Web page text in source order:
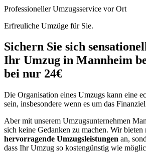
Professioneller Umzugsservice vor Ort
Erfreuliche Umzüge für Sie.
Sichern Sie sich
Ihr Umzug in Mannheim
bei nur 24€
Die Organisation eines Umzugs kann eine
sein, insbesondere wenn es um das
Aber mit unserem Umzugsunternehmen
sich keine Gedanken zu machen. Wir bieten
hervorragende Umzugsleistungen an,
dass Ihr Umzug so kostengünstig wie